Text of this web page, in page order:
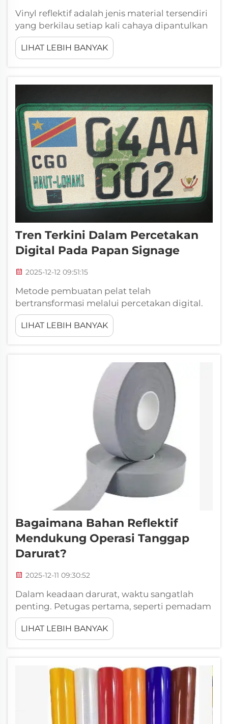
Vinyl reflektif adalah jenis material tersendiri
yang berkilau setiap kali cahaya dipantulkan
darinya. Ketahanan ini juga menjadikannya
pilihan utama untuk rambu keselamatan.
Anda ingin melihat rambu peringatan
malam hari atau berjalan kaki...
LIHAT LEBIH BANYAK
Tren Terkini Dalam Percetakan
Digital Pada Papan Signage
2025-12-12 09:51:15
Metode pembuatan pelat telah
bertransformasi melalui percetakan digital.
Sangat menggembirakan bagaimana
teknologi ini terus berkembang dan
meningkat. Perusahaan seperti Xiangying
memproduksi papan signage dengan
percetakan digital yang...
LIHAT LEBIH BANYAK
Bagaimana Bahan Reflektif
Mendukung Operasi Tanggap
Darurat?
2025-12-11 09:30:52
Dalam keadaan darurat, waktu sangatlah
penting. Petugas pertama, seperti pemadam
kebakaran, polisi, dan tim medis bekerja
tanpa lelah untuk menjaga keselamatan kita.
Salah satu alat penting yang mereka gunakan
memantulkan cahaya, sehingga
memudahkan...
LIHAT LEBIH BANYAK